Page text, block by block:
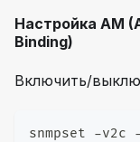
Настройка AM
Binding)
Включить/
snmpset -